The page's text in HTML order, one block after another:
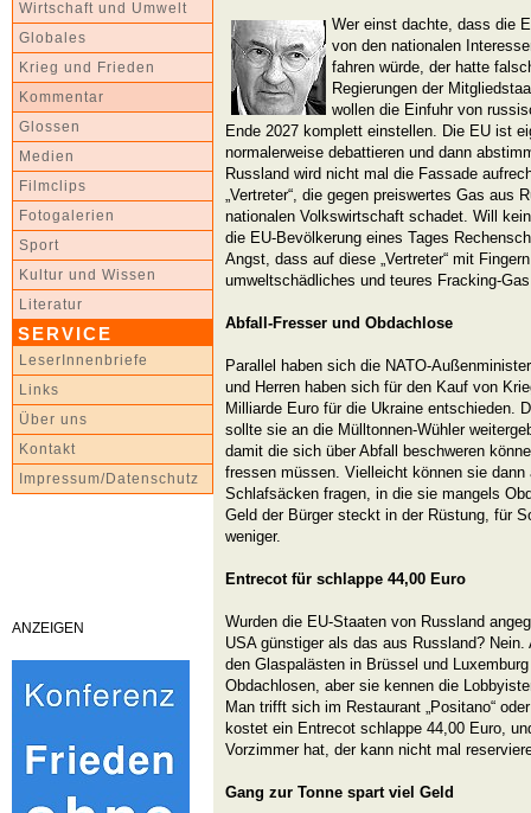
Wirtschaft und Umwelt
Globales
Krieg und Frieden
Kommentar
Glossen
Medien
Filmclips
Fotogalerien
Sport
Kultur und Wissen
Literatur
SERVICE
LeserInnenbriefe
Links
Über uns
Kontakt
Impressum/Datenschutz
ANZEIGEN
Wer einst dachte, dass die
von den nationalen
fahren würde, der hatte
Regierungen der
wollen die Einfuhr von
Ende 2027 komplett einstellen. Die EU ist
normalerweise debattieren und dann
Russland wird nicht mal die Fassade
„Vertreter“, die gegen preiswertes Gas aus
nationalen Volkswirtschaft schadet. Will
die EU-Bevölkerung eines Tages
Angst, dass auf diese „Vertreter“ mit
umweltschädliches und teures Fracking-
Abfall-Fresser und Obdachlose
Parallel haben sich die NATO-
und Herren haben sich für den Kauf von
Milliarde Euro für die Ukraine entschieden.
sollte sie an die Mülltonnen-Wühler
damit die sich über Abfall beschweren
fressen müssen. Vielleicht können sie
Schlafsäcken fragen, in die sie mangels
Geld der Bürger steckt in der Rüstung, für
weniger.
Entrecot für schlappe 44,00 Euro
Wurden die EU-Staaten von Russland
USA günstiger als das aus Russland?
den Glaspalästen in Brüssel und
Obdachlosen, aber sie kennen die
Man trifft sich im Restaurant „Positano“
kostet ein Entrecot schlappe 44,00 Euro,
Vorzimmer hat, der kann nicht mal
Gang zur Tonne spart viel Geld